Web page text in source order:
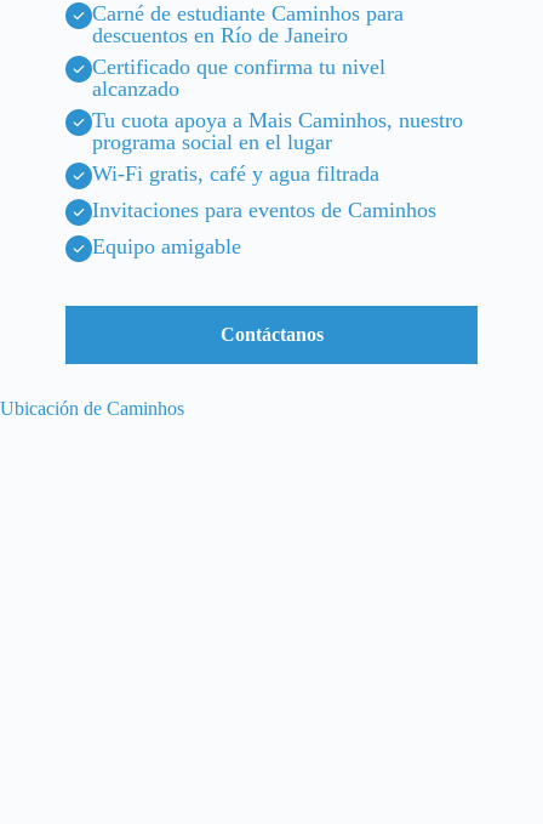
Carné de estudiante Caminhos para
descuentos en Río de Janeiro
Certificado que confirma tu nivel
alcanzado
Tu cuota apoya a Mais Caminhos, nuestro
programa social en el lugar
Wi-Fi gratis, café y agua filtrada
Invitaciones para eventos de Caminhos
Equipo amigable
Contáctanos
Ubicación de Caminhos